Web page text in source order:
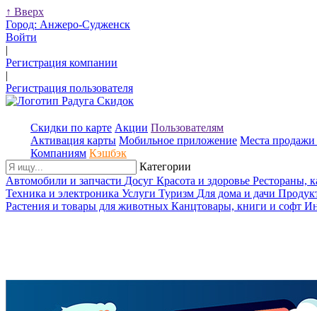
↑ Вверх
Город: Анжеро-Судженск
Войти
|
Регистрация компании
|
Регистрация пользователя
Скидки по карте Акции Пользователям
Активация карты Мобильное приложение Места продажи
Компаниям Кэшбэк
Категории
Автомобили и запчасти Досуг Красота и здоровье Рестораны,
Техника и электроника Услуги Туризм Для дома и дачи
Растения и товары для животных Канцтовары, книги и софт